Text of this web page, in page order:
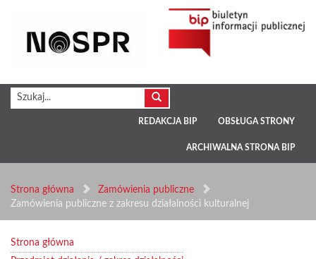
REDAKCJA BIP OBSŁUGA STRONY
ARCHIWALNA STRONA BIP
Strona główna
Zamówienia publiczne
Zamówienia publiczne z zakresu działalności kulturalnej
Strona główna